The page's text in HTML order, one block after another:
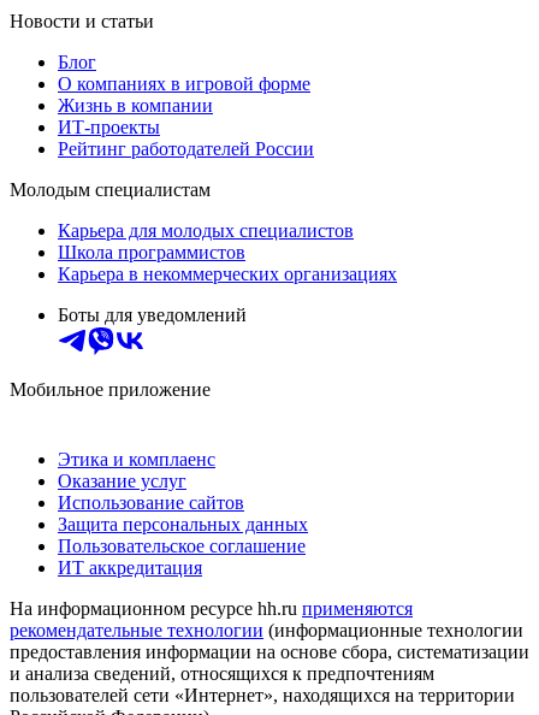
Новости и статьи
Блог
О компаниях в игровой форме
Жизнь в компании
ИТ-проекты
Рейтинг работодателей России
Молодым специалистам
Карьера для молодых специалистов
Школа программистов
Карьера в некоммерческих организациях
Боты для уведомлений
Мобильное приложение
Этика и комплаенс
Оказание услуг
Использование сайтов
Защита персональных данных
Пользовательское соглашение
ИТ аккредитация
На информационном ресурсе hh.ru применяются
рекомендательные технологии (информационные технологии
предоставления информации на основе сбора, систематизации
и анализа сведений, относящихся к предпочтениям
пользователей сети «Интернет», находящихся на территории